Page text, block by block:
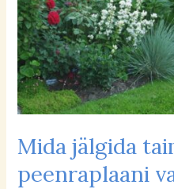
Mida jälgida
peenraplaani